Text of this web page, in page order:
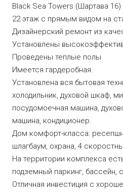
Black Sea Towers (Шартава 16)
22 этаж с прямым видом на
Дизайнерский ремонт из
Установлены
Проведены теплые полы
Имеется гардеробная.
Установлена ​​вся бытовая
холодильник, духовой шкаф,
посудомоечная машина,
машина, кондиционер.
Дом комфорт-класса:
шлагбаум, охрана, 4
На территории комплекса
подземный паркинг, бассейн,
Отличная инвестиция с